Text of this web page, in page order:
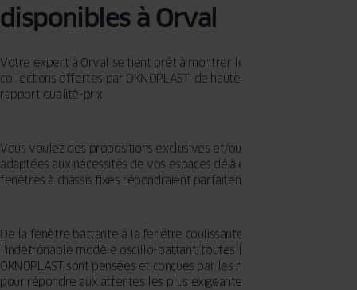
disponibles à Orval
Votre expert à Orval se tient prêt à montrer les multiples
collections offertes par OKNOPLAST, de haute qualité et au meilleur
rapport qualité-prix.
Vous voulez des propositions exclusives et/ou parfaitement
adaptées aux nécessités de vos espaces déjà existants ? Des
fenêtres à châssis fixes répondraient parfaitement à votre projet ?
De la fenêtre battante à la fenêtre coulissante, en passant par
l'indétrônable modèle oscillo-battant, toutes les fenêtres
OKNOPLAST sont pensées et conçues par les meilleurs spécialistes
pour répondre aux attentes les plus exigeantes. Toujours avec notre